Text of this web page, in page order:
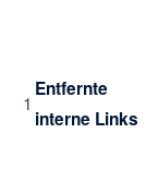
1
Entfernte
interne Links